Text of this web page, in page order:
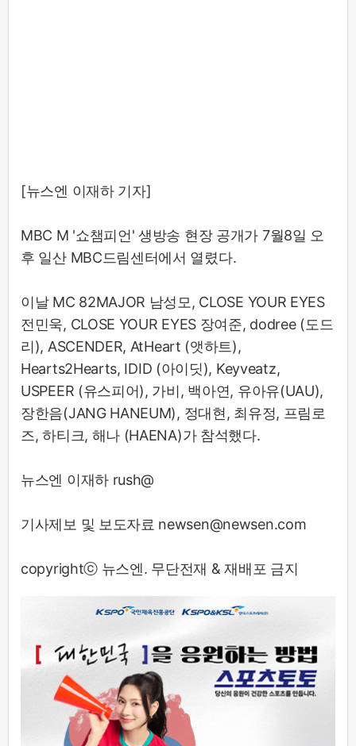
[뉴스엔 이재하 기자]
MBC M '쇼챔피언' 생방송 현장 공개가 7월8일 오
후 일산 MBC드림센터에서 열렸다.
이날 MC 82MAJOR 남성모, CLOSE YOUR EYES
전민욱, CLOSE YOUR EYES 장여준, dodree (도드
리), ASCENDER, AtHeart (앳하트),
Hearts2Hearts, IDID (아이딧), Keyveatz,
USPEER (유스피어), 가비, 백아연, 유아유(UAU),
장한음(JANG HANEUM), 정대현, 최유정, 프림로
즈, 하티크, 해나 (HAENA)가 참석했다.
뉴스엔 이재하 rush@
기사제보 및 보도자료 newsen@newsen.com
copyrightⓒ 뉴스엔. 무단전재 & 재배포 금지